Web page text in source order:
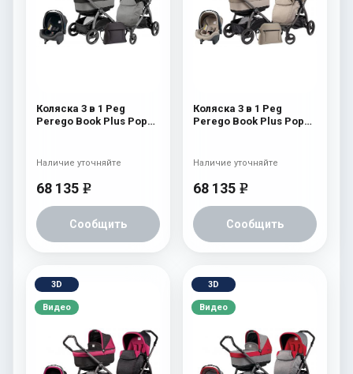
Коляска 3 в 1 Peg
Perego Book Plus Pop
Pop-Up Completo)
68 135 e
Сообщить
Наличие уточняйте
Коляска 3 в 1 Peg
Perego Book Plus Pop
Pop-Up Completo)
68 135 e
Сообщить
Наличие уточняйте
3D
Видео
3D
Видео